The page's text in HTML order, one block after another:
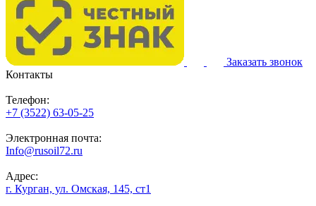
Заказать звонок
Контакты
Телефон:
+7 (3522) 63-05-25
Электронная почта:
Info@rusoil72.ru
Адрес:
г. Курган, ул. Омская, 145, ст1